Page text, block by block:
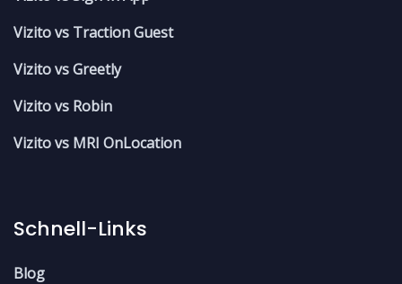
Vizito vs Traction Guest
Vizito vs Greetly
Vizito vs Robin
Vizito vs MRI OnLocation
Schnell-Links
Blog